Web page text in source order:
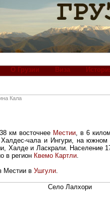
О Грузии Виза
Кала
км восточнее Местии, в 6
чала и Ингури, на южном
Халде и Ласкрали. Население
в регион Квемо Картли.
Местии в Ушгули.